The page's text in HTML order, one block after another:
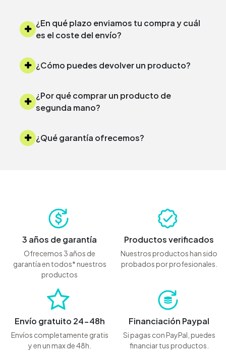
¿En qué plazo enviamos tu compra y cuál
es el coste del envío?
¿Cómo puedes devolver un producto?
¿Por qué comprar un producto de
segunda mano?
¿Qué garantía ofrecemos?
3 años de garantía
Ofrecemos 3 años de
garantía en todos* nuestros
productos
Productos verificados
Nuestros productos han sido
probados por profesionales.
Envío gratuito 24-48h
Envíos completamente gratis
y en un max de 48h.
Financiación Paypal
Si pagas con PayPal, puedes
financiar tus productos.